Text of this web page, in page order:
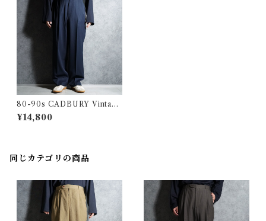
80-90s CADBURY Vintage
Slacks Wool Trousers Mad
e in USA キャドバリー ヴィ
¥14,800
同じカテゴリの商品